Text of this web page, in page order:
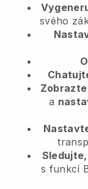
svého
a
s funkcí